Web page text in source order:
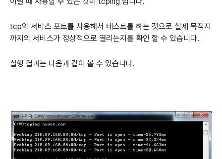
tcp의 서비스 포트를 사용해서 테스트를 하는 것으로 실제 목적지
까지의 서비스가 정상적으로 열리는지를 확인 할 수 있습니다.
실행 결과는 다음과 같이 볼 수 있습니다.